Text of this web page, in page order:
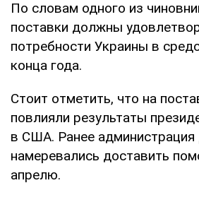
По словам одного из
поставки должны
потребности Украины в
конца года.
Стоит отметить, что на
повлияли результаты
в США. Ранее
намеревались доставить
апрелю.